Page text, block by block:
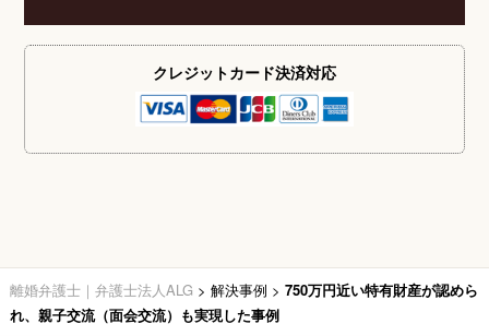
クレジットカード決済対応
離婚弁護士｜弁護士法人ALG > 解決事例 > 750万円近い特有財産が認めら
れ、親子交流（面会交流）も実現した事例